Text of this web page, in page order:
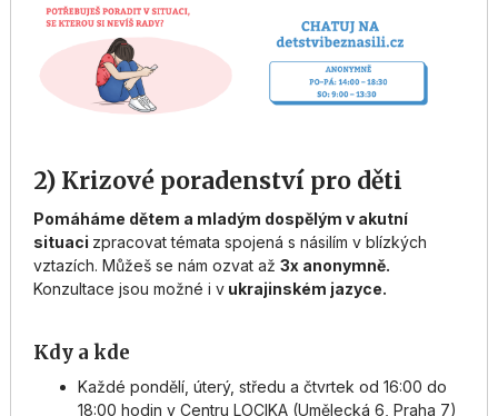
2) Krizové poradenství pro děti
Pomáháme dětem a mladým dospělým v akutní
situaci zpracovat témata spojená s násilím v blízkých
vztazích. Můžeš se nám ozvat až 3x anonymně.
Konzultace jsou možné i vukrajinském jazyce.
Kdy a kde
Každé pondělí, úterý, středu a čtvrtek od 16:00 do
18:00 hodin v Centru LOCIKA (Umělecká 6, Praha 7)